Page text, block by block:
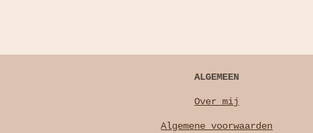
ALGEMEEN
Over mij
Algemene voorwaarden